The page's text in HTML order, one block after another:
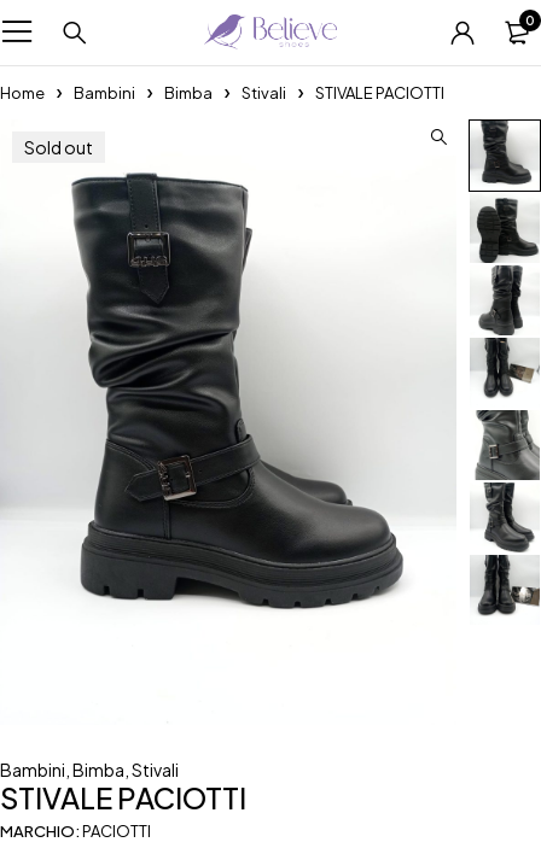
0
Home Bambini Bimba Stivali STIVALE PACIOTTI
Sold out
Bambini Bimba Stivali
STIVALE PACIOTTI
MARCHIO:PACIOTTI